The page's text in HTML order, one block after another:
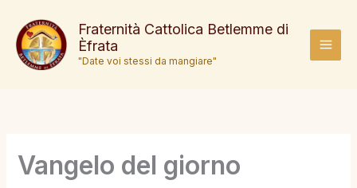
contenuto
Fraternità Cattolica Betlemme di
Èfrata
"Date voi stessi da mangiare"
Vangelo del giorno